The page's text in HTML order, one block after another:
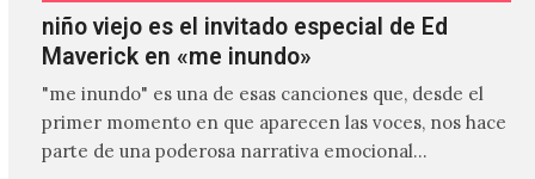
niño viejo es el invitado especial de Ed
Maverick en «me inundo»
"me inundo" es una de esas canciones que, desde el
primer momento en que aparecen las voces, nos hace
parte de una poderosa narrativa emocional…